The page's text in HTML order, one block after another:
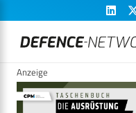
Anzeige